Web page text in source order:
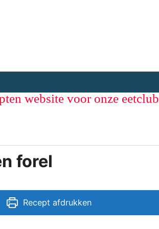
website voor onze eetclub
forel
Recept afdrukken